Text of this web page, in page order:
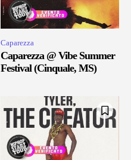
Caparezza
Caparezza @ Vibe Summer
Festival (Cinquale, MS)